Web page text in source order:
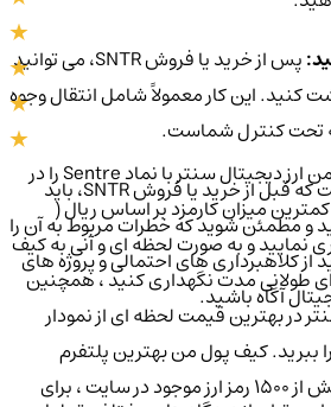
پس از خرید یا فروش SNTR، می توانید
کنید. این کار معمولاً شامل انتقال وجوه
تحت کنترل شماست.
توجه به این نکته مهم است که قبل از خرید یا فروش SNTR، باید
و مطمئن شوید که خطرات مربوط به آن را
کلاهبرداری های احتمالی و پروژه های
آگاه باشید.
در صرافی ایرانی کیف پول من ارز دیجیتال سنتر با نماد Sentre را در
میزان کارمزد بر اساس ریال (
نمایید و به صورت لحظه ای و آنی به کیف
طولانی مدت نگهداری کنید ، همچنین
در بهترین قیمت لحظه ای از نمودار
ببرید. کیف پول من بهترین پلتفرم
معاملات ارز دیجیتال با بیش از ۱۵۰۰ رمز ارز موجود در سایت ، برای